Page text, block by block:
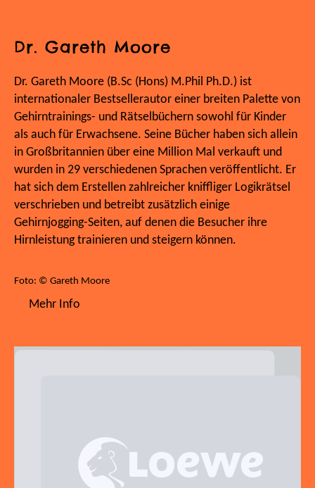
Dr. Gareth Moore
Dr. Gareth Moore (B.Sc (Hons) M.Phil Ph.D.) ist
internationaler Bestsellerautor einer breiten Palette von
Gehirntrainings- und Rätselbüchern sowohl für Kinder
als auch für Erwachsene. Seine Bücher haben sich allein
in Großbritannien über eine Million Mal verkauft und
wurden in 29 verschiedenen Sprachen veröffentlicht. Er
hat sich dem Erstellen zahlreicher kniffliger Logikrätsel
verschrieben und betreibt zusätzlich einige
Gehirnjogging-Seiten, auf denen die Besucher ihre
Hirnleistung trainieren und steigern können.
Foto: © Gareth Moore
Mehr Info